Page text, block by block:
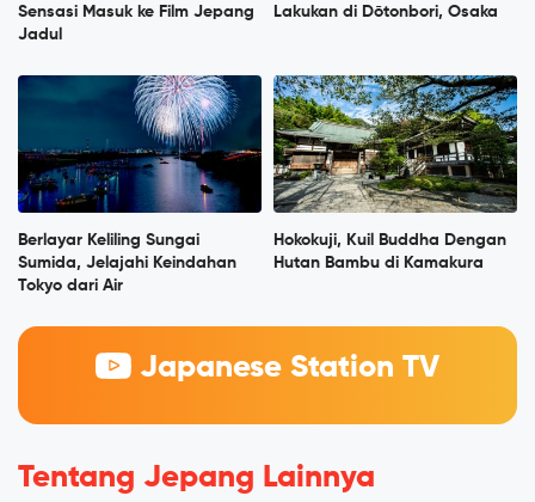
Sensasi Masuk ke Film Jepang
Jadul
Lakukan di Dōtonbori, Osaka
Berlayar Keliling Sungai
Sumida, Jelajahi Keindahan
Tokyo dari Air
Hokokuji, Kuil Buddha Dengan
Hutan Bambu di Kamakura
Japanese Station TV
Tentang Jepang Lainnya